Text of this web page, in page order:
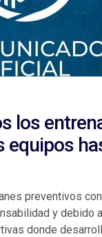
los
equipos
preventivos
y debido
donde